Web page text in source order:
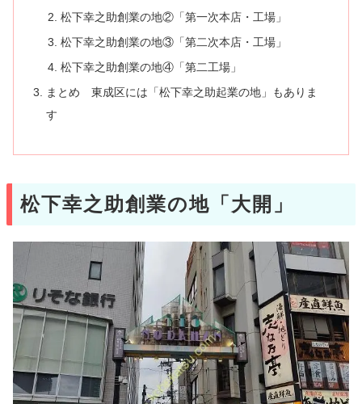
松下幸之助創業の地②「第一次本店・工場」
松下幸之助創業の地③「第二次本店・工場」
松下幸之助創業の地④「第二工場」
まとめ 東成区には「松下幸之助起業の地」もありま
す
松下幸之助創業の地「大開」